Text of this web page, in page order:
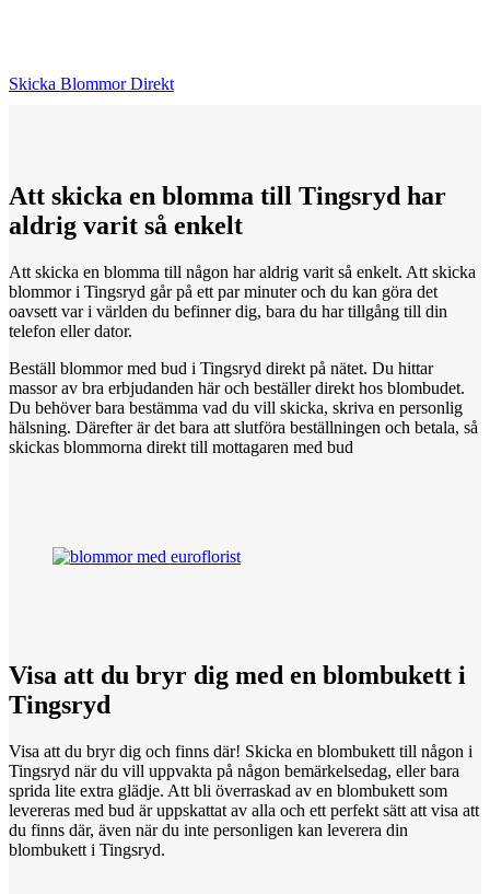
Skicka Blommor Direkt
Att skicka en blomma till Tingsryd har
aldrig varit så enkelt
Att skicka en blomma till någon har aldrig varit så enkelt. Att skicka
blommor i Tingsryd går på ett par minuter och du kan göra det
oavsett var i världen du befinner dig, bara du har tillgång till din
telefon eller dator.
Beställ blommor med bud i Tingsryd direkt på nätet. Du hittar
massor av bra erbjudanden här och beställer direkt hos blombudet.
Du behöver bara bestämma vad du vill skicka, skriva en personlig
hälsning. Därefter är det bara att slutföra beställningen och betala, så
skickas blommorna direkt till mottagaren med bud
Visa att du bryr dig med en blombukett i
Tingsryd
Visa att du bryr dig och finns där! Skicka en blombukett till någon i
Tingsryd när du vill uppvakta på någon bemärkelsedag, eller bara
sprida lite extra glädje. Att bli överraskad av en blombukett som
levereras med bud är uppskattat av alla och ett perfekt sätt att visa att
du finns där, även när du inte personligen kan leverera din
blombukett i Tingsryd.